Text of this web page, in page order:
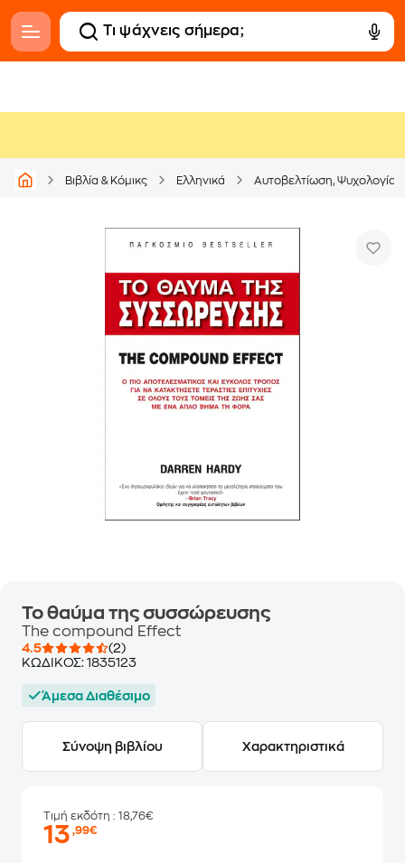
Βιβλία & Κόμικς Ελληνικά Αυτοβελτίωση, Ψυχολογία
Το θαύμα της συσσώρευσης
The compound Effect
4.5
(2)
ΚΩΔΙΚΟΣ: 1835123
Άμεσα Διαθέσιμο
Σύνοψη βιβλίου Χαρακτηριστικά
Τιμή εκδότη : 18,76€
13,99€